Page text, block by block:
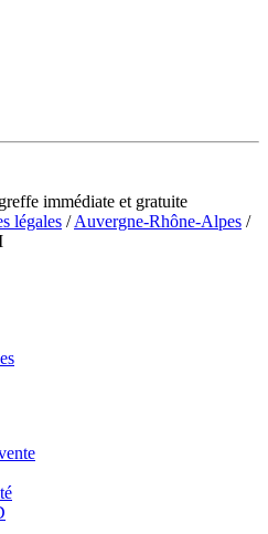
immédiate et gratuite
légales /Auvergne-Rhône-Alpes /